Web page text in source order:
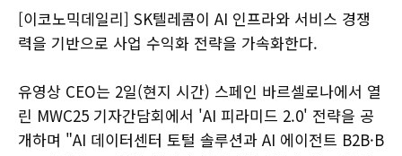
[이코노믹데일리] SK텔레콤이 AI 인프라와 서비스 경쟁
력을 기반으로 사업 수익화 전략을 가속화한다.
유영상 CEO는 2일(현지 시간) 스페인 바르셀로나에서 열
린 MWC25 기자간담회에서 'AI 피라미드 2.0' 전략을 공
개하며 "AI 데이터센터 토털 솔루션과 AI 에이전트 B2B·B